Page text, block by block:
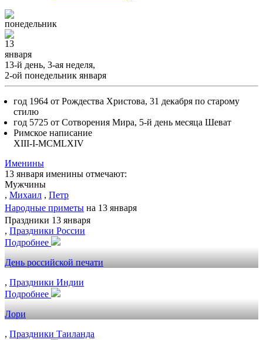
понедельник
13
января
13-й день, 3-ая неделя,
2-ой понедельник января
год 1964 от Рождества Христова, 31 декабря по старому
стилю
год 5725 от Сотворения Мира, 5-й день месяца Шеват
Римское написание
XIII-I-MCMLXIV
Именины
13 января именины отмечают:
Мужчины
, Михаил , Петр
Народные приметы на 13 января
Праздники 13 января
, Праздники России
Подробнее
День российской печати
, Праздники Индии
Подробнее
Лори
, Праздники Таиланда